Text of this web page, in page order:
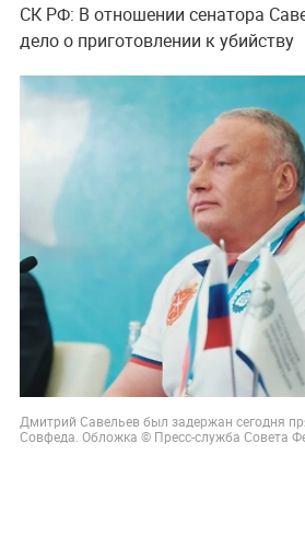
СК РФ: В отношении сенатора
дело о приготовлении к убийству
Дмитрий Савельев был задержан сегодня
Совфеда. Обложка © Пресс-служба Совета